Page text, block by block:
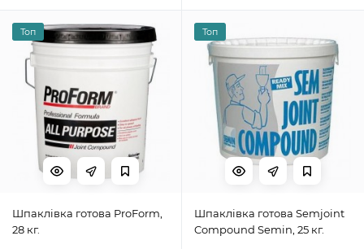
Топ
Шпаклівка готова ProForm,
28 кг.
Топ
Шпаклівка готова Semjoint
Compound Semin, 25 кг.